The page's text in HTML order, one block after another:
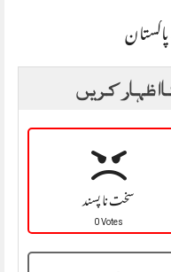
پاکستان
اظہار کریں
سخت نا پسند
0 Votes